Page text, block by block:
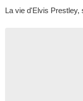
La vie d'Elvis Prestley,